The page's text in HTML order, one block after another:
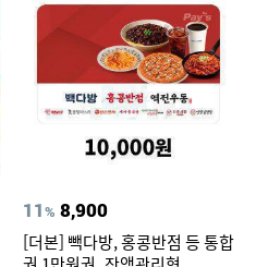
11% 8,900
[더본] 빽다방, 홍콩반점 등 통합